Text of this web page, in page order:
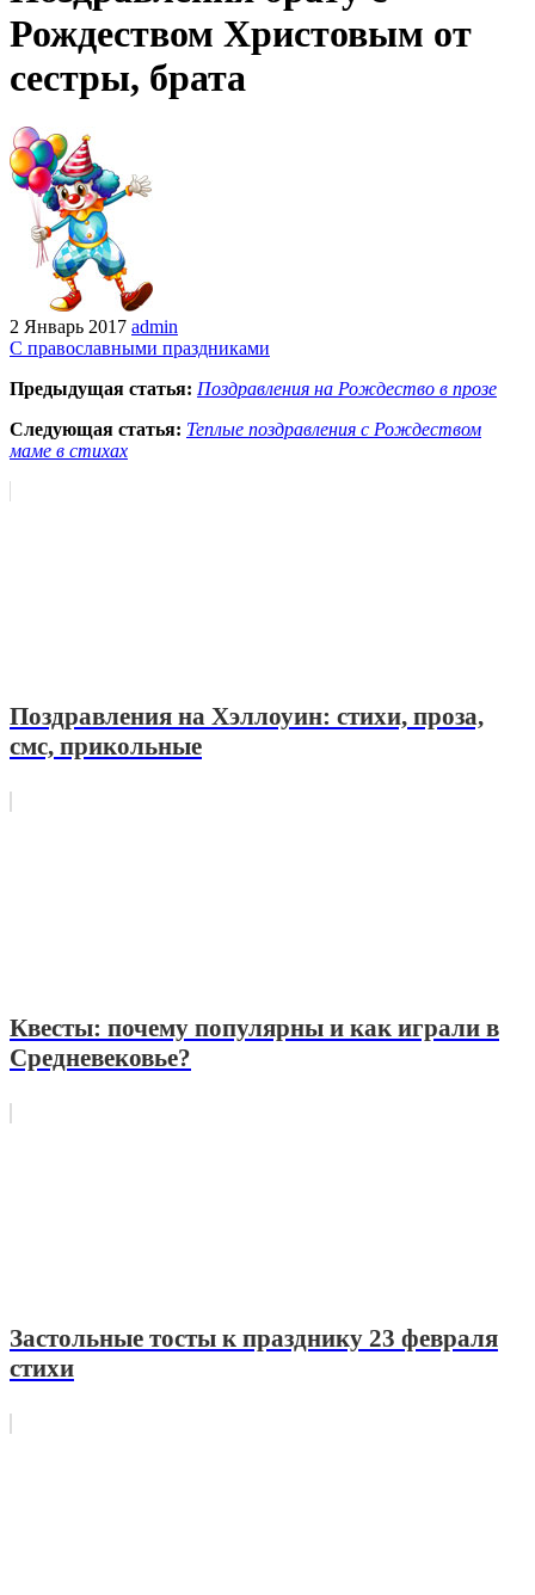
Рождеством Христовым от
сестры, брата
2 Январь 2017 admin
С православными праздниками
Предыдущая статья: Поздравления на Рождество в прозе
Следующая статья: Теплые поздравления с Рождеством
маме в стихах
Поздравления на Хэллоуин: стихи, проза,
смс, прикольные
Квесты: почему популярны и как играли в
Средневековье?
Застольные тосты к празднику 23 февраля
стихи